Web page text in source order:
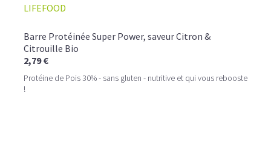
LIFEFOOD
Barre Protéinée Super Power, saveur Citron &
Citrouille Bio
2,79 €
Protéine de Pois 30% - sans gluten - nutritive et qui vous rebooste
!